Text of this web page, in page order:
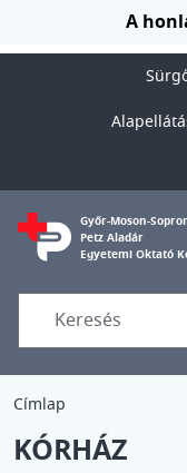
Ugrás a tartalomra
A
Győr-Moson-
Petz Aladár
Egyetemi Oktató
Címlap
KÓRHÁZ